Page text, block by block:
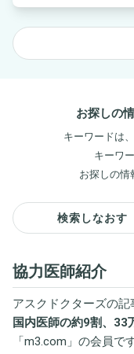
お探しの
キーワードは
キーワ
お探しの情
検索しなおす
協力医師紹介
アスクドクターズの記
国内医師の約9割、33
「m3.com 」の会員です